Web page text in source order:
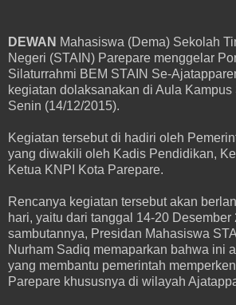
DEWAN Mahasiswa (Dema) Sekolah
Negeri (STAIN) Parepare menggelar
Silaturrahmi BEM STAIN Se-
kegiatan dolaksanakan di Aula Kampus
Senin (14/12/2015).
Kegiatan tersebut di hadiri oleh
yang diwakili oleh Kadis Pendidikan,
Ketua KNPI Kota Parepare.
Rencanya kegiatan tersebut akan
hari, yaitu dari tanggal 14-20 Desember
sambutannya, Presidan Mahasiswa
Nurham Sadiq memaparkan bahwa ini
yang membantu pemerintah
Parepare khususnya di wilayah